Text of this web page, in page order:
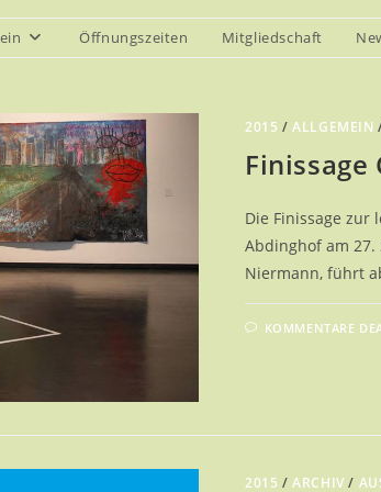
Öffnungszeiten Mitgliedschaft
2015 /ALLGEMEIN
Finissage
Die Finissage zur
Abdinghof am
Niermann, führt
KOMMENTARE
2015 /ARCHIV /